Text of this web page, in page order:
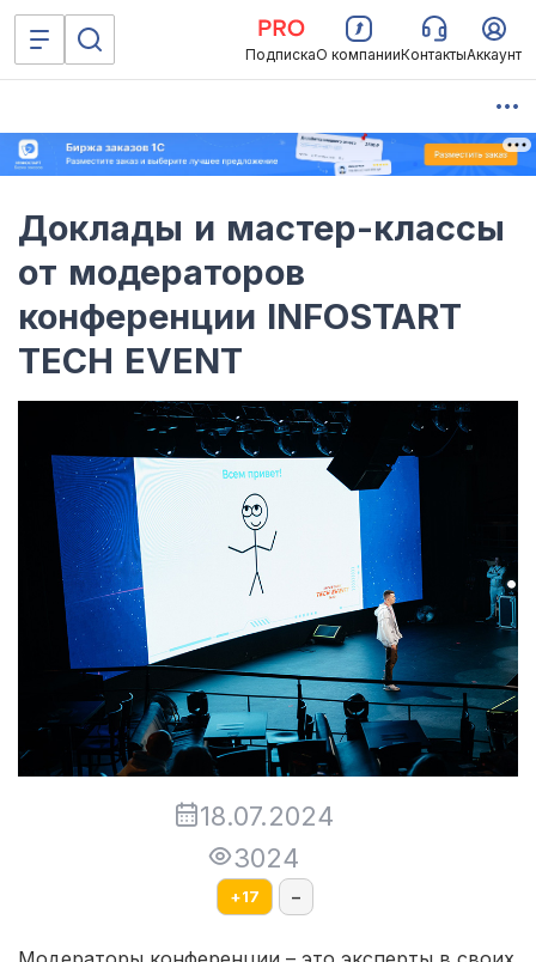
ПодпискаО компанииКонтактыАккаунт
Доклады и мастер-классы
от модераторов
конференции INFOSTART
TECH EVENT
18.07.2024
3024
+17 –